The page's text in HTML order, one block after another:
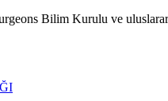
Bilim Kurulu ve